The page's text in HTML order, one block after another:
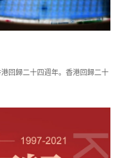
回歸二十四週年。香港回歸二十